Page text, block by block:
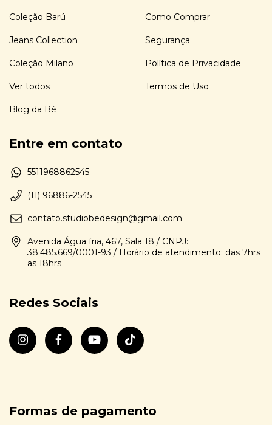
Coleção Barú
Jeans Collection
Coleção Milano
Ver todos
Blog da Bé
Como Comprar
Segurança
Política de Privacidade
Termos de Uso
Entre em contato
5511968862545
(11) 96886-2545
contato.studiobedesign@gmail.com
Avenida Água fria, 467, Sala 18 / CNPJ:
38.485.669/0001-93 / Horário de atendimento: das 7hrs
as 18hrs
Redes Sociais
Formas de pagamento